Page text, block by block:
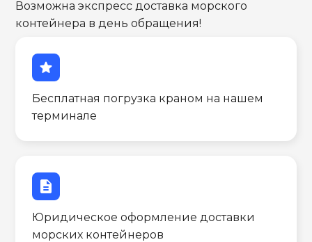
Возможна экспресс доставка морского
контейнера в день обращения!
star
Бесплатная погрузка краном на нашем
терминале
description
Юридическое оформление доставки
морских контейнеров